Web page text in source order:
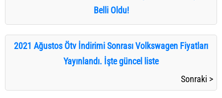
Belli Oldu!
2021 Ağustos Ötv İndirimi Sonrası Volkswagen Fiyatları
Yayınlandı. İşte güncel liste
Sonraki >